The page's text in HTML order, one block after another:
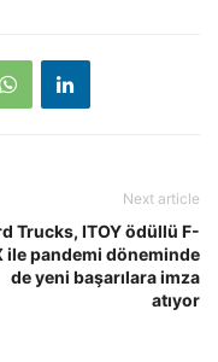
Next article
Trucks, ITOY ödüllü F-
ile pandemi döneminde
de yeni başarılara imza
atıyor